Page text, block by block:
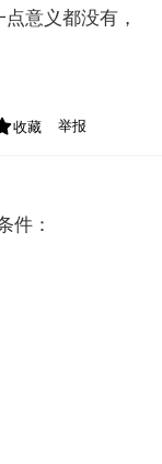
意义都没有，
收藏 举报
件：